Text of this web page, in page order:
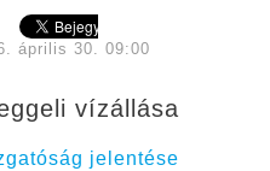
április 30. 09:00
vízállása
jelentése